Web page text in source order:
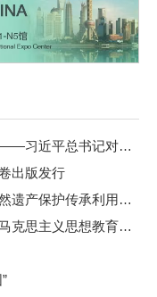
让中朝传统友谊之树更加根深叶茂——习近平总书记对朝鲜进行国事访问纪实
出版发行
在习近平文化思想引领下文化和自然遗产保护传承利用工作开创新局面
伟大征程丨延安整风：一次深刻的马克思主义思想教育运动